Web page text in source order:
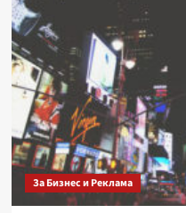
полезните
книги
за
мода,
спорт
и
отдих
За Бизнес и Реклама